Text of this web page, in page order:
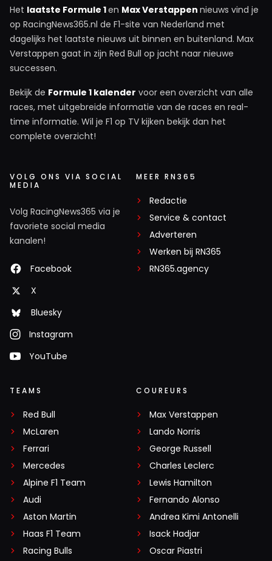
Het laatste Formule 1en Max Verstappen nieuws vind je
op RacingNews365.nl de F1-site van Nederland met
dagelijks het laatste nieuws uit binnen en buitenland. Max
Verstappen gaat in zijn Red Bull op jacht naar nieuwe
successen.
Bekijk de Formule 1 kalender voor een overzicht van alle
races, met uitgebreide informatie van de races en real-
time informatie. Wil je F1 op TV kijken bekijk dan het
complete overzicht!
VOLG ONS VIA SOCIAL
MEDIA
Volg RacingNews365 via je
favoriete social media
kanalen!
Facebook
X
Bluesky
Instagram
YouTube
MEER RN365
Redactie
Service & contact
Adverteren
Werken bij RN365
RN365.agency
TEAMS
Red Bull
McLaren
Ferrari
Mercedes
Alpine F1 Team
Audi
Aston Martin
Haas F1 Team
Racing Bulls
COUREURS
Max Verstappen
Lando Norris
George Russell
Charles Leclerc
Lewis Hamilton
Fernando Alonso
Andrea Kimi Antonelli
Isack Hadjar
Oscar Piastri